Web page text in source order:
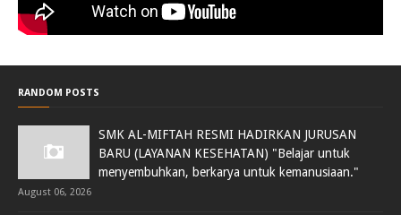
RANDOM POSTS
SMK AL-MIFTAH RESMI HADIRKAN JURUSAN
BARU (LAYANAN KESEHATAN) "Belajar untuk
menyembuhkan, berkarya untuk kemanusiaan."
August 06, 2026